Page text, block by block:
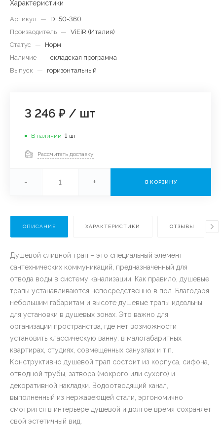
Характеристики
Артикул —
DL50-360
Производитель — ViEiR (Италия)
Статус
—
Норм
Наличие — складская программа
Выпуск — горизонтальный
3 246 ₽ / шт
В наличии 1 шт
Рассчитать доставку
- + В КОРЗИНУ
ОПИСАНИЕ ХАРАКТЕРИСТИКИ ОТЗЫВЫ
Душевой сливной трап – это специальный элемент
сантехнических коммуникаций, предназначенный для
отвода воды в систему канализации. Как правило, душевые
трапы устанавливаются непосредственно в пол. Благодаря
небольшим габаритам и высоте душевые трапы идеальны
для установки в душевых зонах. Это важно для
организации пространства, где нет возможности
установить классическую ванну: в малогабаритных
квартирах, студиях, совмещенных санузлах и т.п.
Конструктивно душевой трап состоит из корпуса, сифона,
отводной трубы, затвора (мокрого или сухого) и
декоративной накладки. Водоотводящий канал,
выполненный из нержавеющей стали, эргономично
смотрится в интерьере душевой и долгое время сохраняет
свой эстетичный вид.